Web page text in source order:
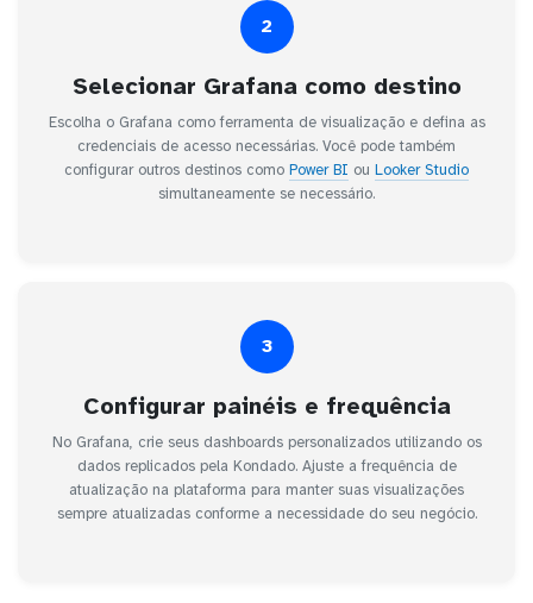
2
Selecionar Grafana como destino
Escolha o Grafana como ferramenta de visualização e defina as
credenciais de acesso necessárias. Você pode também
configurar outros destinos como Power BI ou Looker Studio
simultaneamente se necessário.
3
Configurar painéis e frequência
No Grafana, crie seus dashboards personalizados utilizando os
dados replicados pela Kondado. Ajuste a frequência de
atualização na plataforma para manter suas visualizações
sempre atualizadas conforme a necessidade do seu negócio.